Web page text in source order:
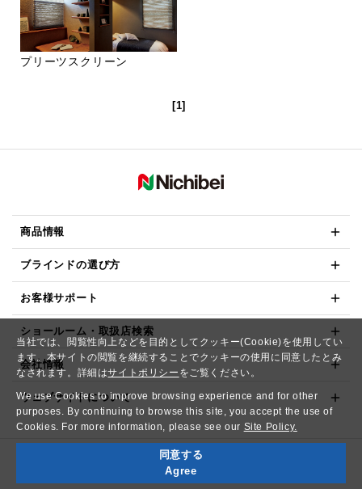
当社では、閲覧性向上などを目的としてクッキー(Cookie)を使用してい
ます。本サイトの閲覧を継続することでクッキーの使用に同意したとみ
なされます。詳細はサイトポリシー をご覧ください。
We use Cookies to improve browsing experience and for other
purposes. By continuing to browse this site, you accept the use of
Cookies. For more information, please see our Site Policy.
同意する
Agree
プリーツスクリーン
[1]
商品情報
ブラインドの選び方
お客様サポート
ショールーム・取扱店検索
会社情報
ウェブサイトについて
Copyright© NICHIBEI CO.,LTD. All Rights Reserved.